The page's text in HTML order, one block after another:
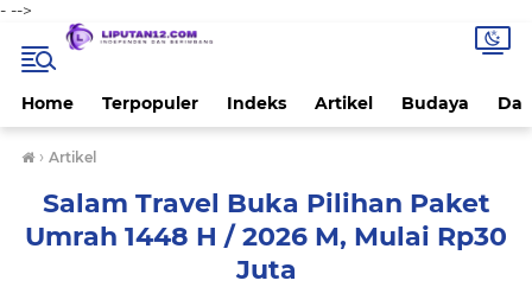
- -->
Home Terpopuler Indeks Artikel Budaya
› Artikel
Salam Travel Buka Pilihan Paket
Umrah 1448 H / 2026 M, Mulai Rp30
Juta